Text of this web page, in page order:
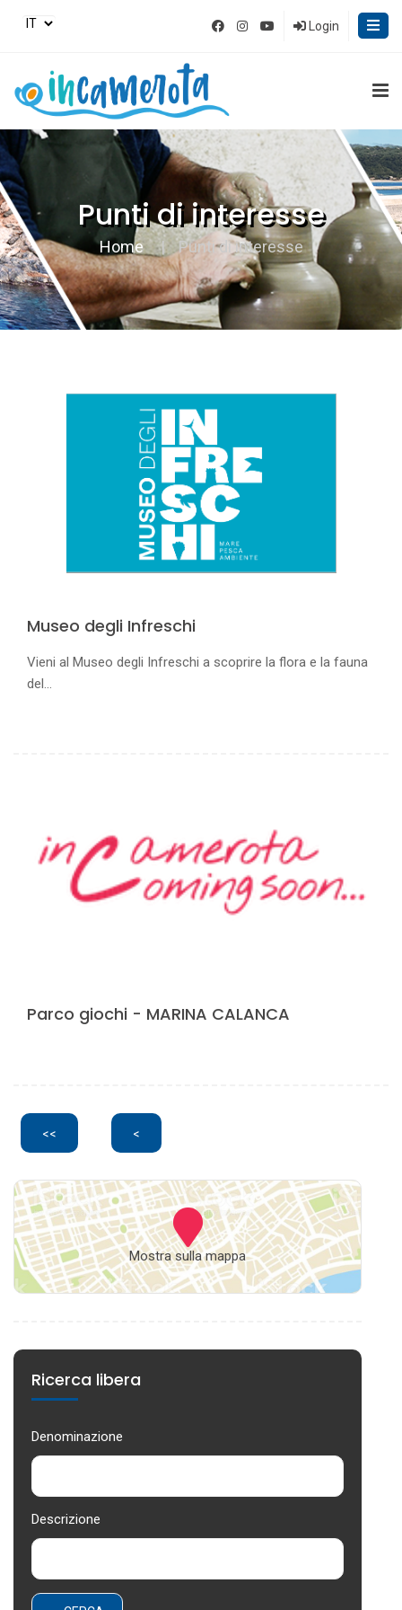
Login
Punti di interesse
Home Punti di interesse
Museo degli Infreschi
Vieni al Museo degli Infreschi a scoprire la flora e la fauna
del...
Parco giochi - MARINA CALANCA
<< <
Mostra sulla mappa
Ricerca libera
Denominazione
Descrizione